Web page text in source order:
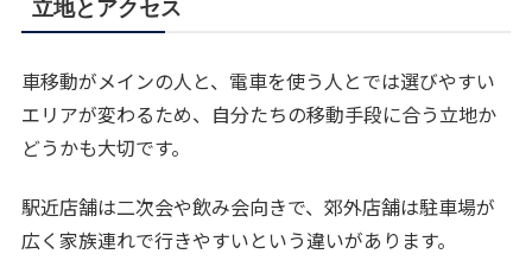
立地とアクセス
車移動がメインの人と、電車を使う人とでは選びやすい
エリアが変わるため、自分たちの移動手段に合う立地か
どうかも大切です。
駅近店舗は二次会や飲み会向きで、郊外店舗は駐車場が
広く家族連れで行きやすいという違いがあります。